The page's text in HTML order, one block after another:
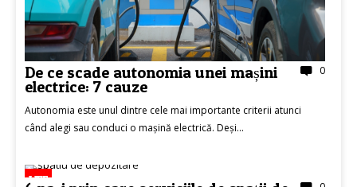
0
De ce scade autonomia unei mașini
electrice: 7 cauze
Autonomia este unul dintre cele mai importante criterii atunci
când alegi sau conduci o mașină electrică. Deși...
LIFE